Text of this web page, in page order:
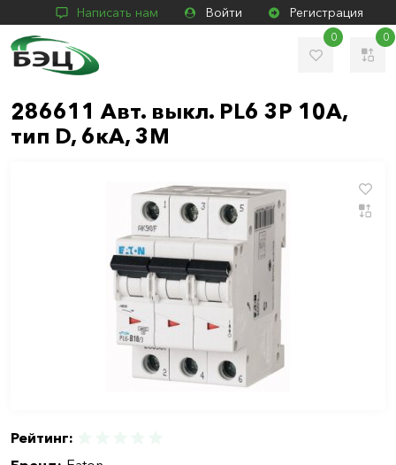
Написать нам Войти Регистрация
0 0
286611 Авт. выкл. PL6 3P 10А,
тип D, 6кА, 3M
Рейтинг: